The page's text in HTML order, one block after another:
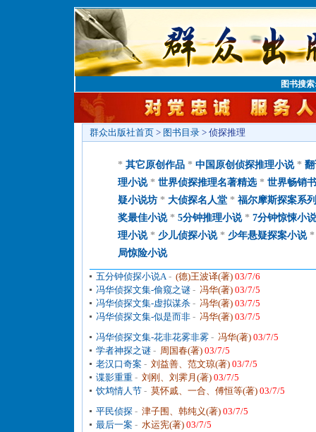
图书搜
群众出版社首页 > 图书目录 > 侦探推理
* 其它原创作品 * 中国原创侦探推理小说*
理小说* 世界侦探推理名著精选* 世界畅销
疑小说坊 * 大侦探名人堂 * 福尔摩斯探案系列
奖最佳小说* 5分钟推理小说* 7分钟惊悚小说
理小说* 少儿侦探小说* 少年悬疑探案小说
局惊险小说
五分钟侦探小说A- (德)王波译(著) 03/7/6
冯华侦探文集-偷窥之谜 - 冯华(著) 03/7/5
冯华侦探文集-虚拟谋杀 - 冯华(著) 03/7/5
冯华侦探文集-似是而非 - 冯华(著) 03/7/5
冯华侦探文集-花非花雾非雾 - 冯华(著) 03/7/5
学者神探之谜 - 周国春(著) 03/7/5
老汉口奇案 - 刘益善、范文琼(著) 03/7/5
谍影重重 - 刘刚、刘霁月(著) 03/7/5
饮鸩情人节 - 莫怀戚、一合、傅恒等(著) 03/7/5
平民侦探 - 津子围、韩纯义(著) 03/7/5
最后一案 - 水运宪(著) 03/7/5